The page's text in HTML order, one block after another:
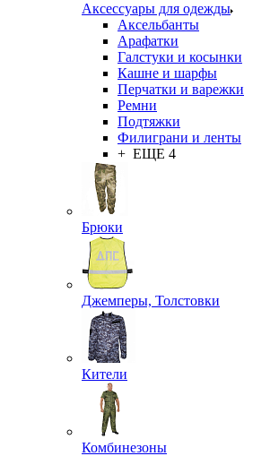
Аксессуары для одежды
Аксельбанты
Арафатки
Галстуки и косынки
Кашне и шарфы
Перчатки и варежки
Ремни
Подтяжки
Филиграни и ленты
+ ЕЩЕ 4
Брюки
Джемперы, Толстовки
Кители
Комбинезоны